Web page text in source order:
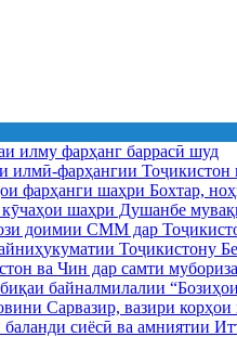
илму фарҳанг баррасӣ шуд
илмӣ-фарҳангии Тоҷикистон
фарҳанги шаҳри Бохтар,
кӯчаҳои шаҳри Душанбе
доимии СММ дар
Тоҷикистону
ва Чин дар самти
байналмилалии
Сарвазир, вазири
сиёсӣ ва амниятии